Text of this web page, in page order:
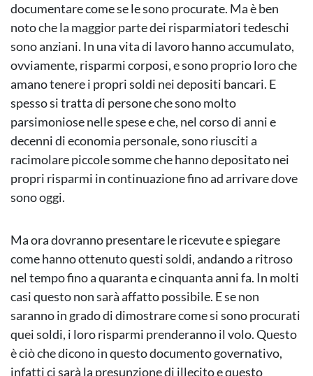
documentare come se le sono procurate. Ma è ben
noto che la maggior parte dei risparmiatori tedeschi
sono anziani. In una vita di lavoro hanno accumulato,
ovviamente, risparmi corposi, e sono proprio loro che
amano tenere i propri soldi nei depositi bancari. E
spesso si tratta di persone che sono molto
parsimoniose nelle spese e che, nel corso di anni e
decenni di economia personale, sono riusciti a
racimolare piccole somme che hanno depositato nei
propri risparmi in continuazione fino ad arrivare dove
sono oggi.
Ma ora dovranno presentare le ricevute e spiegare
come hanno ottenuto questi soldi, andando a ritroso
nel tempo fino a quaranta e cinquanta anni fa. In molti
casi questo non sarà affatto possibile. E se non
saranno in grado di dimostrare come si sono procurati
quei soldi, i loro risparmi prenderanno il volo. Questo
è ciò che dicono in questo documento governativo,
infatti ci sarà la presunzione di illecito e questo